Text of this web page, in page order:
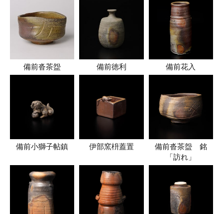
備前沓茶盌 備前徳利 備前花入
備前小獅子帖鎮 伊部窯枡蓋置
備前沓茶盌 銘
「訪れ」